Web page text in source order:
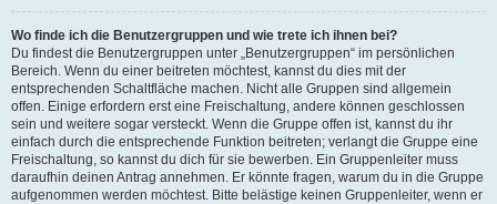
Wo finde ich die Benutzergruppen und wie trete ich ihnen bei?
Du findest die Benutzergruppen unter „Benutzergruppen“ im persönlichen
Bereich. Wenn du einer beitreten möchtest, kannst du dies mit der
entsprechenden Schaltfläche machen. Nicht alle Gruppen sind allgemein
offen. Einige erfordern erst eine Freischaltung, andere können geschlossen
sein und weitere sogar versteckt. Wenn die Gruppe offen ist, kannst du ihr
einfach durch die entsprechende Funktion beitreten; verlangt die Gruppe eine
Freischaltung, so kannst du dich für sie bewerben. Ein Gruppenleiter muss
daraufhin deinen Antrag annehmen. Er könnte fragen, warum du in die Gruppe
aufgenommen werden möchtest. Bitte belästige keinen Gruppenleiter, wenn er